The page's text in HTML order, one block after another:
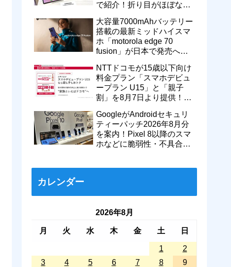
で紹介！折り目がほぼない
ト】
大容量7000mAhバッテリー
搭載の最新ミッドハイスマ
ホ「motorola edge 70
fusion」が日本で発売へ！
過
NTTドコモが15歳以下向け
料金プラン「スマホデビュ
ープラン U15」と「親子
割」を8月7日より提供！親
550円割引に
GoogleがAndroidセキュリ
ティーパッチ2026年8月分
を案内！Pixel 8以降のスマ
ホなどに脆弱性・不具合の
カレンダー
2026年8月
月 火 水 木 金 土 日
1
2
3
4 5 6 7 8 9